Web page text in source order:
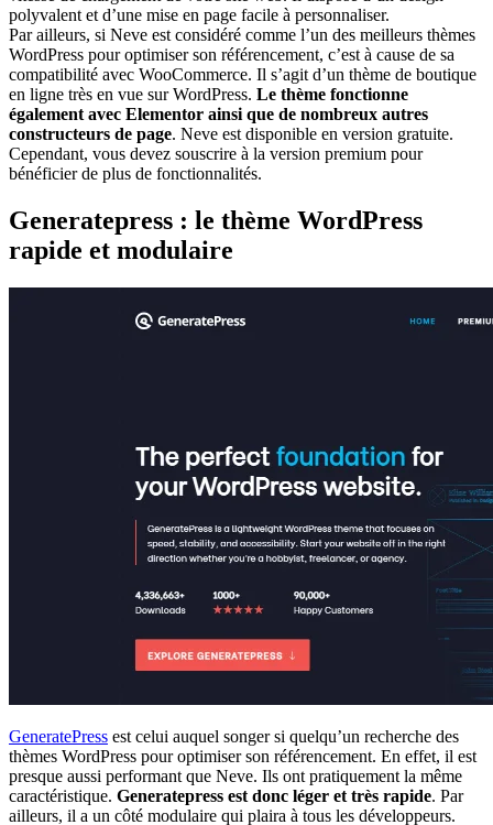
polyvalent et d’une mise en page facile à personnaliser.
Par ailleurs, si Neve est considéré comme l’un des meilleurs thèmes
WordPress pour optimiser son référencement, c’est à cause de sa
compatibilité avec WooCommerce. Il s’agit d’un thème de boutique
en ligne très en vue sur WordPress. Le thème fonctionne
également avec Elementor ainsi que de nombreux autres
constructeurs de page. Neve est disponible en version gratuite.
Cependant, vous devez souscrire à la version premium pour
bénéficier de plus de fonctionnalités.
Generatepress : le thème WordPress
rapide et modulaire
GeneratePress est celui auquel songer si quelqu’un recherche des
thèmes WordPress pour optimiser son référencement. En effet, il est
presque aussi performant que Neve. Ils ont pratiquement la même
caractéristique. Generatepress est donc léger et très rapide. Par
ailleurs, il a un côté modulaire qui plaira à tous les développeurs.